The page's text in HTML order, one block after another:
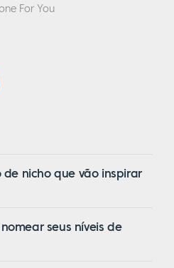
For You
de nicho que vão inspirar
seus níveis de